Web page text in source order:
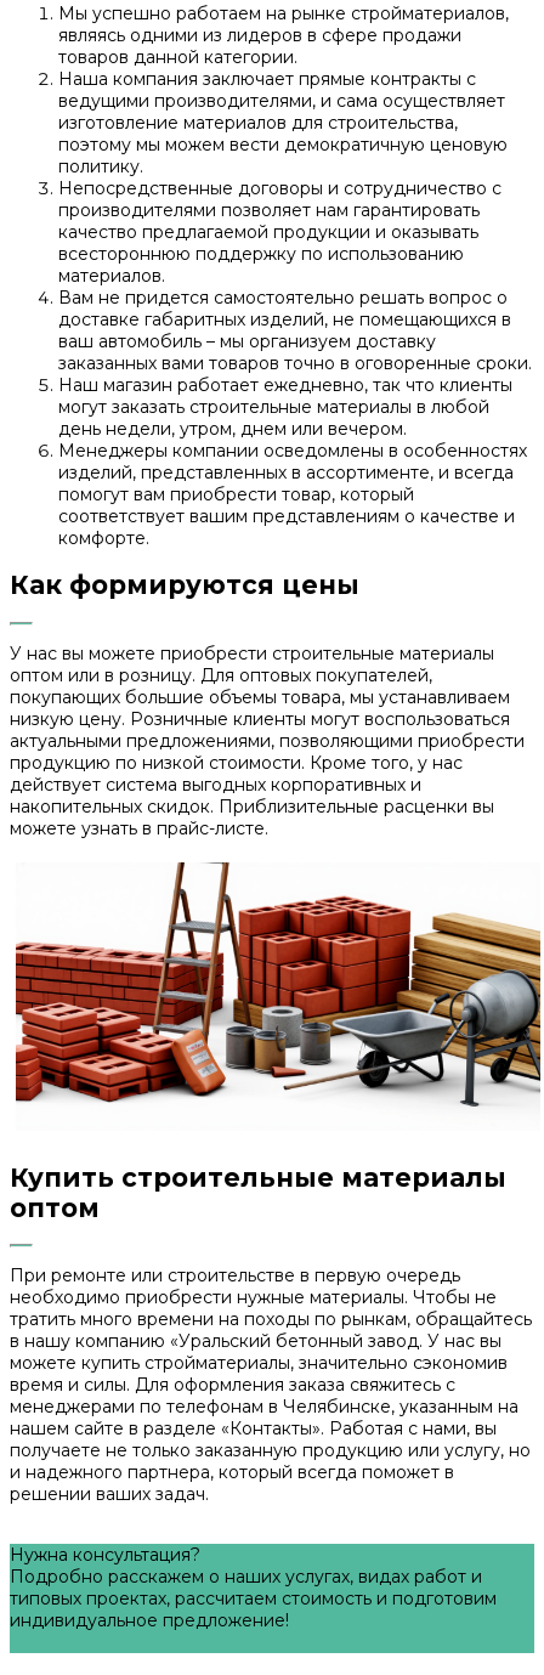
Мы успешно работаем на рынке стройматериалов,
являясь одними из лидеров в сфере продажи
товаров данной категории.
Наша компания заключает прямые контракты с
ведущими производителями, и сама осуществляет
изготовление материалов для строительства,
поэтому мы можем вести демократичную ценовую
политику.
Непосредственные договоры и сотрудничество с
производителями позволяет нам гарантировать
качество предлагаемой продукции и оказывать
всестороннюю поддержку по использованию
материалов.
Вам не придется самостоятельно решать вопрос о
доставке габаритных изделий, не помещающихся в
ваш автомобиль – мы организуем доставку
заказанных вами товаров точно в оговоренные сроки.
Наш магазин работает ежедневно, так что клиенты
могут заказать строительные материалы в любой
день недели, утром, днем или вечером.
Менеджеры компании осведомлены в особенностях
изделий, представленных в ассортименте, и всегда
помогут вам приобрести товар, который
соответствует вашим представлениям о качестве и
комфорте.
Как формируются цены
У нас вы можете приобрести строительные материалы
оптом или в розницу. Для оптовых покупателей,
покупающих большие объемы товара, мы устанавливаем
низкую цену. Розничные клиенты могут воспользоваться
актуальными предложениями, позволяющими приобрести
продукцию по низкой стоимости. Кроме того, у нас
действует система выгодных корпоративных и
накопительных скидок. Приблизительные расценки вы
можете узнать в прайс-листе.
Купить строительные материалы
оптом
При ремонте или строительстве в первую очередь
необходимо приобрести нужные материалы. Чтобы не
тратить много времени на походы по рынкам, обращайтесь
в нашу компанию «Уральский бетонный завод. У нас вы
можете купить стройматериалы, значительно сэкономив
время и силы. Для оформления заказа свяжитесь с
менеджерами по телефонам в Челябинске, указанным на
нашем сайте в разделе «Контакты». Работая с нами, вы
получаете не только заказанную продукцию или услугу, но
и надежного партнера, который всегда поможет в
решении ваших задач.
Нужна консультация?
Подробно расскажем о наших услугах, видах работ и
типовых проектах, рассчитаем стоимость и подготовим
индивидуальное предложение!